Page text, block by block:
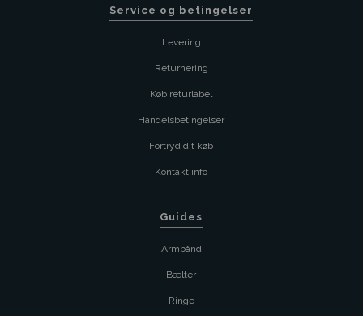
Service og betingelser
Levering
Returnering
Køb returlabel
Handelsbetingelser
Fortryd dit køb
Kontakt info
Guides
Armbånd
Bælter
Ringe